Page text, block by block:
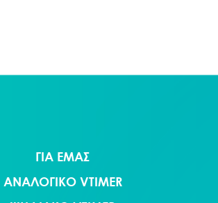
ΓΙΑ ΕΜΑΣ
ΑΝΑΛΟΓΙΚΟ VTIMER